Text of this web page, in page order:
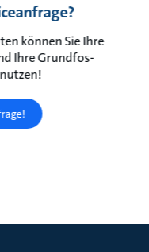
können Sie Ihre
Ihre Grundfos-